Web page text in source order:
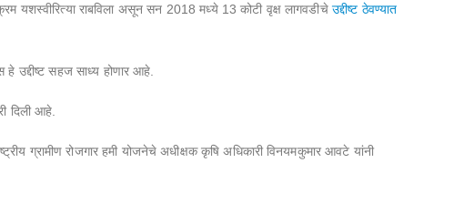
यशस्वीरित्या राबविला असून सन 2018 मध्ये 13 कोटी वृक्ष लागवडीचे उद्दीष्ट ठेवण्यात
उद्दीष्ट सहज साध्य होणार आहे.
दिली आहे.
ग्रामीण रोजगार हमी योजनेचे अधीक्षक कृषि अधिकारी विनयमकुमार आवटे यांनी